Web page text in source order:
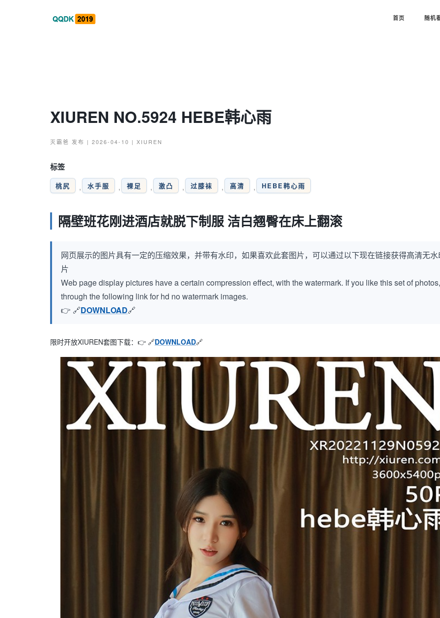
首页 随机
XIUREN NO.5924 HEBE韩心雨
灭霸爸 发布 | 2026-04-10 | XIUREN
标签
桃尻 , 水手服 , 裸足 , 激凸 , 过膝袜 , 高清 , HEBE韩心雨
隔壁班花刚进酒店就脱下制服 洁白翘臀在床上翻滚
网页展示的图片具有一定的压缩效果，并带有水印，如果喜欢此套图片，可以通过以下现在链接获得高清无
片
Web page display pictures have a certain compression effect, with the watermark. If you like this set of
through the following link for hd no watermark images.
👉 🔗DOWNLOAD🔗
限时开放XIUREN套图下载：👉 🔗DOWNLOAD🔗